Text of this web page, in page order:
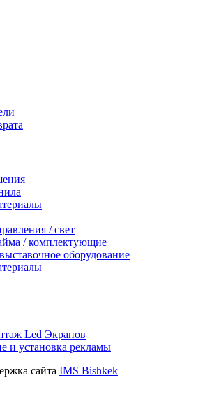
/ свет
/ комплектующие
оборудование
Led Экранов
и установка рекламы
сайта IMS Bishkek